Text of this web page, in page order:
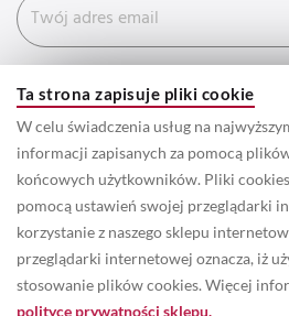
Ta strona zapisuje pliki cookie
W celu świadczenia usług na
informacji zapisanych za pomocą
końcowych użytkowników. Pliki
pomocą ustawień swojej przeglądarki
korzystanie z naszego sklepu
przeglądarki internetowej oznacza, iż
stosowanie plików cookies. Więcej
polityce prywatności sklepu.
© 2022 Prawa autorskie do
zamieszczonych w serwisie należą